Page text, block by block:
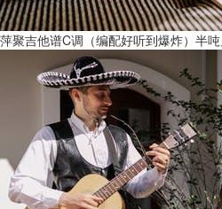
萍聚吉他谱C调（编配好听到爆炸）半